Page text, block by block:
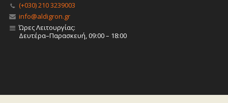
(+030) 210 3239003
info@aldigron.gr
Ώρες Λειτουργίας:
Δευτέρα–Παρασκευή, 09:00 – 18:00